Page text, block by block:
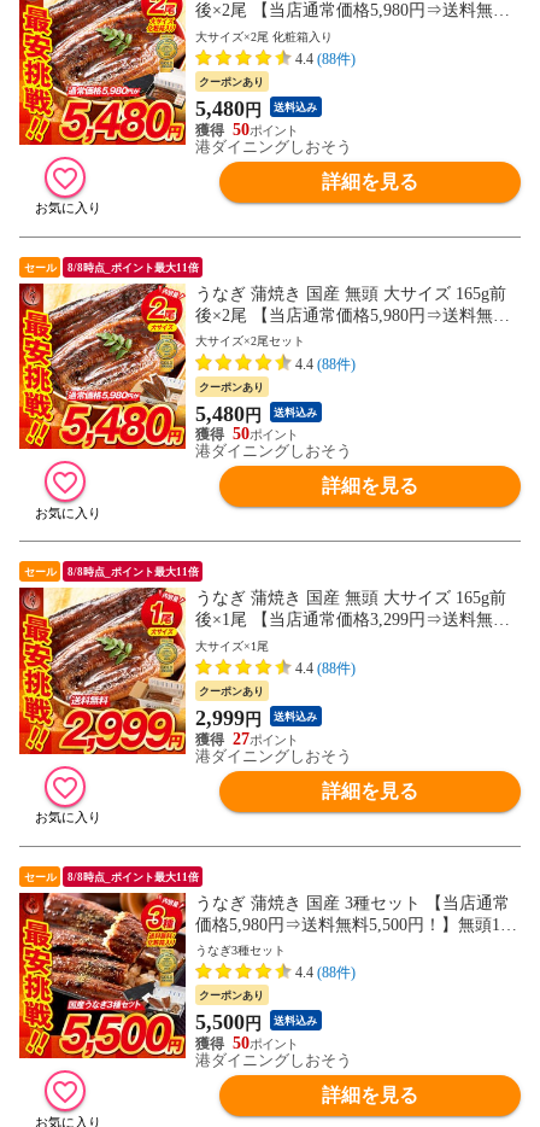
後×2尾 【当店通常価格5,980円⇒送料無料
5,480円！】ウナギ 鰻 化粧箱 プレゼント
贈り物 ギフト
大サイズ×2尾 化粧箱入り
4.4 (88件)
クーポンあり
5,480円 送料込み
50
港ダイニングしおそう
詳細を見る
セール 8/8時点_ポイント最大11倍
うなぎ 蒲焼き 国産 無頭 大サイズ 165g前
後×2尾 【当店通常価格5,980円⇒送料無料
5,480円！】ウナギ 鰻 プレゼント 贈り物
ギフト
大サイズ×2尾セット
4.4 (88件)
クーポンあり
5,480円 送料込み
50
港ダイニングしおそう
詳細を見る
セール 8/8時点_ポイント最大11倍
うなぎ 蒲焼き 国産 無頭 大サイズ 165g前
後×1尾 【当店通常価格3,299円⇒送料無料
2,999円！】ウナギ 鰻 2尾以上のご注文で
化粧箱配送 プレゼント 贈り物 ギフト
大サイズ×1尾
4.4 (88件)
クーポンあり
2,999円 送料込み
27
港ダイニングしおそう
詳細を見る
セール 8/8時点_ポイント最大11倍
うなぎ 蒲焼き 国産 3種セット 【当店通常
価格5,980円⇒送料無料5,500円！】無頭165
g前後×1尾 ハーフカット約80g 刻みうなぎ5
0g ウナギ 鰻 プレゼント 贈り物 ギフト
うなぎ3種セット
4.4 (88件)
クーポンあり
5,500円 送料込み
50
港ダイニングしおそう
詳細を見る